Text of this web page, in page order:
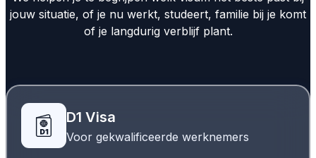
jouw situatie, of je nu werkt, studeert, familie bij je komt
of je langdurig verblijf plant.
D1 Visa
Voor gekwalificeerde werknemers